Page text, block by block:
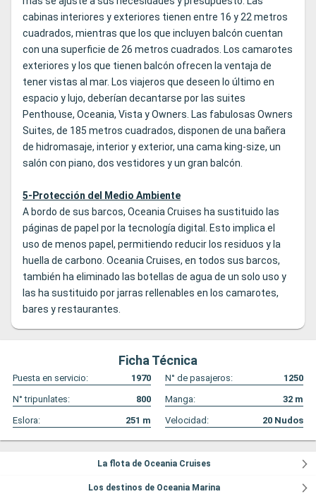
cabinas interiores y exteriores tienen entre 16 y 22 metros
cuadrados, mientras que los que incluyen balcón cuentan
con una superficie de 26 metros cuadrados. Los camarotes
exteriores y los que tienen balcón ofrecen la ventaja de
tener vistas al mar. Los viajeros que deseen lo último en
espacio y lujo, deberían decantarse por las suites
Penthouse, Oceania, Vista y Owners. Las fabulosas Owners
Suites, de 185 metros cuadrados, disponen de una bañera
de hidromasaje, interior y exterior, una cama king-size, un
salón con piano, dos vestidores y un gran balcón.
5-Protección del Medio Ambiente
A bordo de sus barcos, Oceania Cruises ha sustituido las
páginas de papel por la tecnología digital. Esto implica el
uso de menos papel, permitiendo reducir los residuos y la
huella de carbono. Oceania Cruises, en todos sus barcos,
también ha eliminado las botellas de agua de un solo uso y
las ha sustituido por jarras rellenables en los camarotes,
bares y restaurantes.
Ficha Técnica
Puesta en servicio: 1970 N° de pasajeros:
1250
N° tripunlates:
800 Manga: 32 m
Eslora:
251 m Velocidad: 20 Nudos
La flota de Oceania Cruises
Los destinos de Oceania Marina